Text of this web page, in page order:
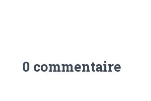
0 commentaire